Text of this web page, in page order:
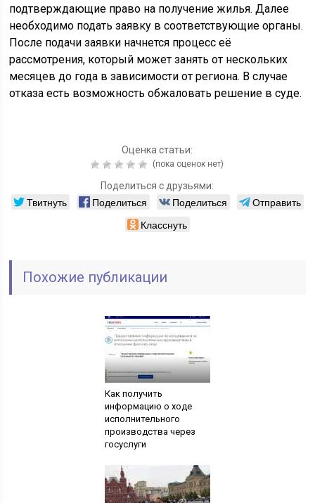
подтверждающие право на получение жилья. Далее
необходимо подать заявку в соответствующие органы.
После подачи заявки начнется процесс её
рассмотрения, который может занять от нескольких
месяцев до года в зависимости от региона. В случае
отказа есть возможность обжаловать решение в суде.
Оценка статьи:
(пока оценок нет)
Поделиться с друзьями:
Твитнуть Поделиться Поделиться
Отправить
Класснуть
Похожие публикации
Как получить
информацию о ходе
исполнительного
производства через
госуслуги